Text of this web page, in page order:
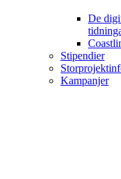
De
Stipendier
Kampanjer